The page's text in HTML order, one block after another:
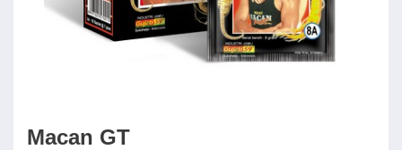
Macan GT